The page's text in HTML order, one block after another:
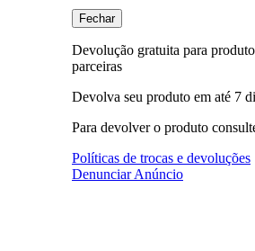
Fechar
Devolução gratuita para
parceiras
Devolva seu produto em até 7
Para devolver o produto
Políticas de trocas e devoluções
Denunciar Anúncio